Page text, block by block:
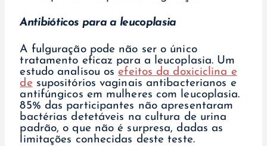
Antibióticos para a leucoplasia
A fulguração pode não ser o único
tratamento eficaz para a leucoplasia. Um
estudo analisou os efeitos da doxiciclina e
de supositórios vaginais antibacterianos e
antifúngicos em mulheres com leucoplasia.
85% das participantes não apresentaram
bactérias detetáveis na cultura de urina
padrão, o que não é surpresa, dadas as
limitações conhecidas deste teste.